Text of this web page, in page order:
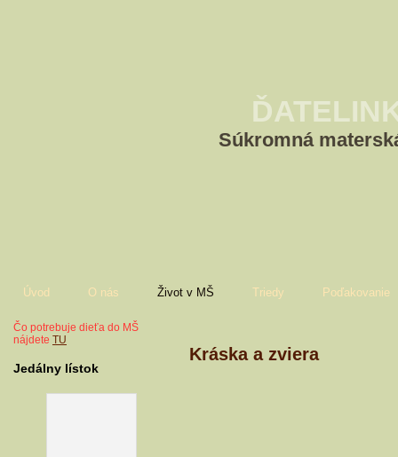
Súkromná
Úvod O nás Život v MŠ Triedy Poďakovanie
Čo potrebuje dieťa do MŠ
nájdete TU
Jedálny lístok
Kráska a zviera